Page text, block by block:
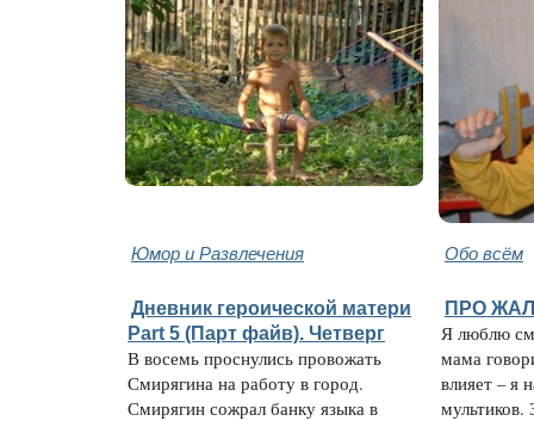
Юмор и Развлечения Обо всём
Дневник героической матери
Part 5 (Парт файв). Четверг
В восемь проснулись провожать
Смирягина на работу в город.
Смирягин сожрал банку языка в
ПРО
Я люблю
мама
влияет – я
мультиков.